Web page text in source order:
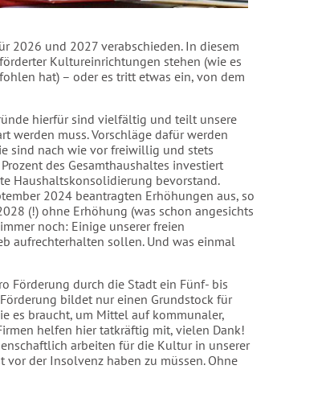
2026 und 2027 verabschieden. In diesem
Kultureinrichtungen stehen (wie es
hat) – oder es tritt etwas ein, von dem
hierfür sind vielfältig und teilt unsere
werden muss. Vorschläge dafür werden
sind nach wie vor freiwillig und stets
des Gesamthaushaltes investiert
Haushaltskonsolidierung bevorstand.
2024 beantragten Erhöhungen aus, so
(!) ohne Erhöhung (was schon angesichts
noch: Einige unserer freien
aufrechterhalten sollen. Und was einmal
Förderung durch die Stadt ein Fünf- bis
bildet nur einen Grundstock für
es braucht, um Mittel auf kommunaler,
helfen hier tatkräftig mit, vielen Dank!
arbeiten für die Kultur in unserer
der Insolvenz haben zu müssen. Ohne